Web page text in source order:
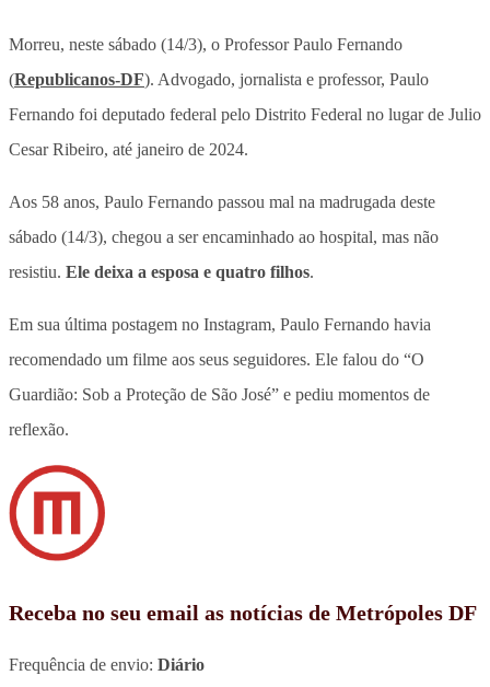
Morreu, neste sábado (14/3), o Professor Paulo Fernando
(Republicanos-DF). Advogado, jornalista e professor, Paulo
Fernando foi deputado federal pelo Distrito Federal no lugar de Julio
Cesar Ribeiro, até janeiro de 2024.
Aos 58 anos, Paulo Fernando passou mal na madrugada deste
sábado (14/3), chegou a ser encaminhado ao hospital, mas não
resistiu. Ele deixa a esposa e quatro filhos.
Em sua última postagem no Instagram, Paulo Fernando havia
recomendado um filme aos seus seguidores. Ele falou do “O
Guardião: Sob a Proteção de São José” e pediu momentos de
reflexão.
Receba no seu email as notícias de Metrópoles DF
Frequência de envio: Diário